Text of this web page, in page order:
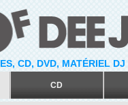
CD, DVD, MATÉRIEL
CD